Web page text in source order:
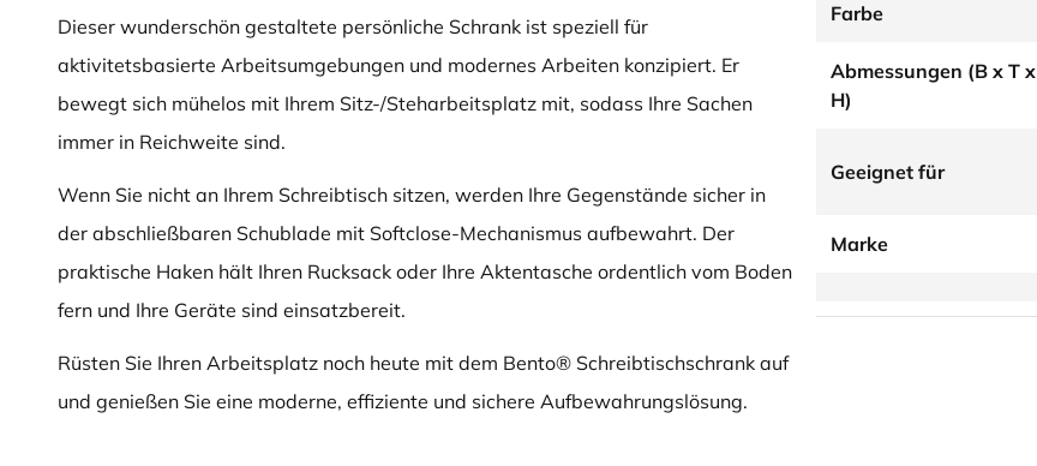
Dieser wunderschön gestaltete persönliche Schrank ist speziell für
aktivitetsbasierte Arbeitsumgebungen und modernes Arbeiten konzipiert. Er
bewegt sich mühelos mit Ihrem Sitz-/Steharbeitsplatz mit, sodass Ihre Sachen
immer in Reichweite sind.
Wenn Sie nicht an Ihrem Schreibtisch sitzen, werden Ihre Gegenstände sicher in
der abschließbaren Schublade mit Softclose-Mechanismus aufbewahrt. Der
praktische Haken hält Ihren Rucksack oder Ihre Aktentasche ordentlich vom Boden
fern und Ihre Geräte sind einsatzbereit.
Rüsten Sie Ihren Arbeitsplatz noch heute mit dem Bento® Schreibtischschrank auf
und genießen Sie eine moderne, effiziente und sichere Aufbewahrungslösung.
Farbe
Abmessungen (B x T x
H)
Geeignet für
Marke